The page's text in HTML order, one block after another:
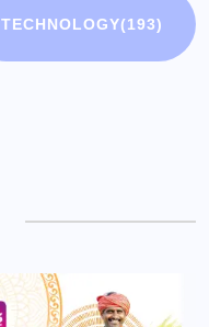
TECHNOLOGY(193)